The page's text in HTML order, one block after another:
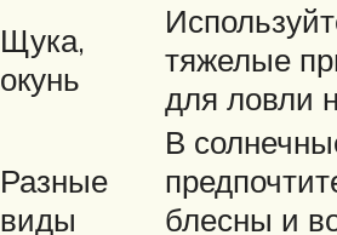
Щука,
окунь
тяжелые
для ловли
Разные
виды
В
блесны и